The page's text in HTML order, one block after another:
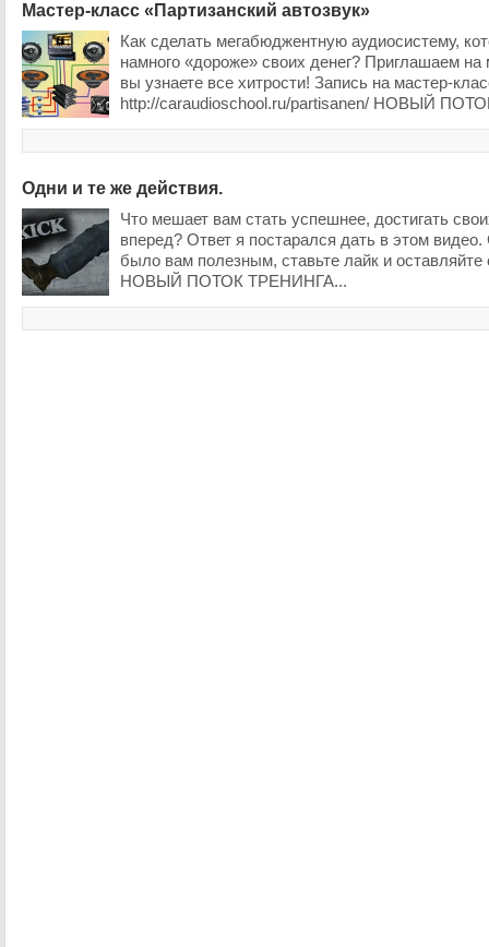
Мастер-класс «Партизанский автозвук»
Как сделать мегабюджентную аудиосистему,
намного «дороже» своих денег? Приглашаем на
вы узнаете все хитрости! Запись на мастер-
http://caraudioschool.ru/partisanen/ НОВЫЙ
Одни и те же действия.
Что мешает вам стать успешнее, достигать
вперед? Ответ я постарался дать в этом
было вам полезным, ставьте лайк и
НОВЫЙ ПОТОК ТРЕНИНГА...